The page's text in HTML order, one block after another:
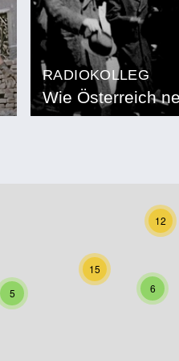
RADIOKOLLEG
Wie Österreich
5
12
15
6